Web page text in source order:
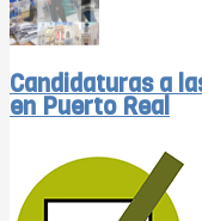
Candidaturas a
en Puerto Real